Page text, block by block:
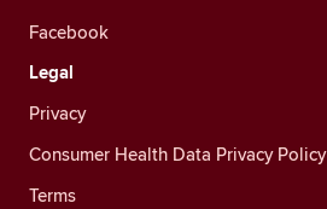
Facebook
Legal
Privacy
Consumer Health Data Privacy Policy
Terms